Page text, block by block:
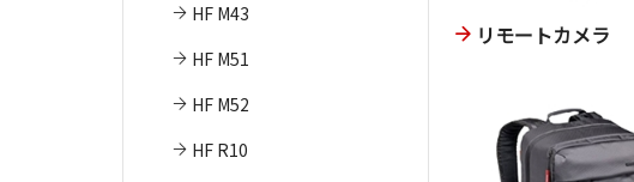
HF M43
HF M51
HF M52
HF R10
リモートカメラ